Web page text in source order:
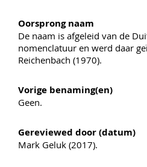
Oorsprong naam
De naam is afgeleid van de
nomenclatuur en werd daar
Reichenbach (1970).
Vorige benaming(en)
Geen.
Gereviewed door (datum)
Mark Geluk (2017).